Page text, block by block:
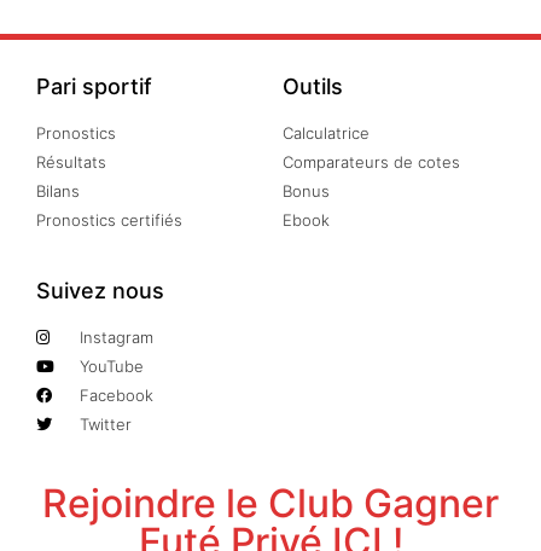
Pari sportif
Pronostics
Résultats
Bilans
Pronostics certifiés
Outils
Calculatrice
Comparateurs de cotes
Bonus
Ebook
Suivez nous
Instagram
YouTube
Facebook
Twitter
Rejoindre le Club Gagner
Futé Privé ICI !